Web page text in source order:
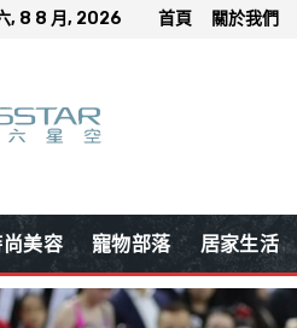
, 8 8 月, 2026 首頁 關於我們
美容 寵物部落 居家生活